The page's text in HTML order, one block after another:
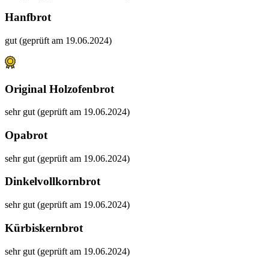
Hanfbrot
gut (geprüft am 19.06.2024)
Original Holzofenbrot
sehr gut (geprüft am 19.06.2024)
Opabrot
sehr gut (geprüft am 19.06.2024)
Dinkelvollkornbrot
sehr gut (geprüft am 19.06.2024)
Kürbiskernbrot
sehr gut (geprüft am 19.06.2024)